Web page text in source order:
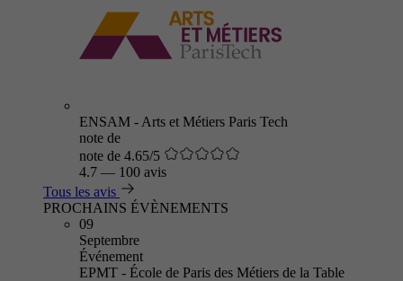
ENSAM - Arts et Métiers Paris Tech
note de
note de 4.65/5
4.7 — 100 avis
Tous les avis
PROCHAINS ÉVÈNEMENTS
09
Septembre
Événement
EPMT - École de Paris des Métiers de la Table